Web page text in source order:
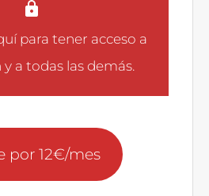
para tener acceso a
y a todas las demás.
por 12€/mes